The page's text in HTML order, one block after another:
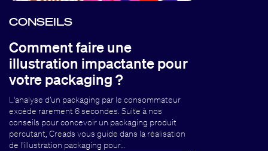
CONSEILS
Comment faire une
illustration impactante pour
votre packaging ?
L'analyse d’un packaging par le consommateur
excède rarement 6 secondes. Suite à nos
conseils pour concevoir un packaging produit
percutant, Creads vous guide dans la réalisation
de l'illustration packaging pour…